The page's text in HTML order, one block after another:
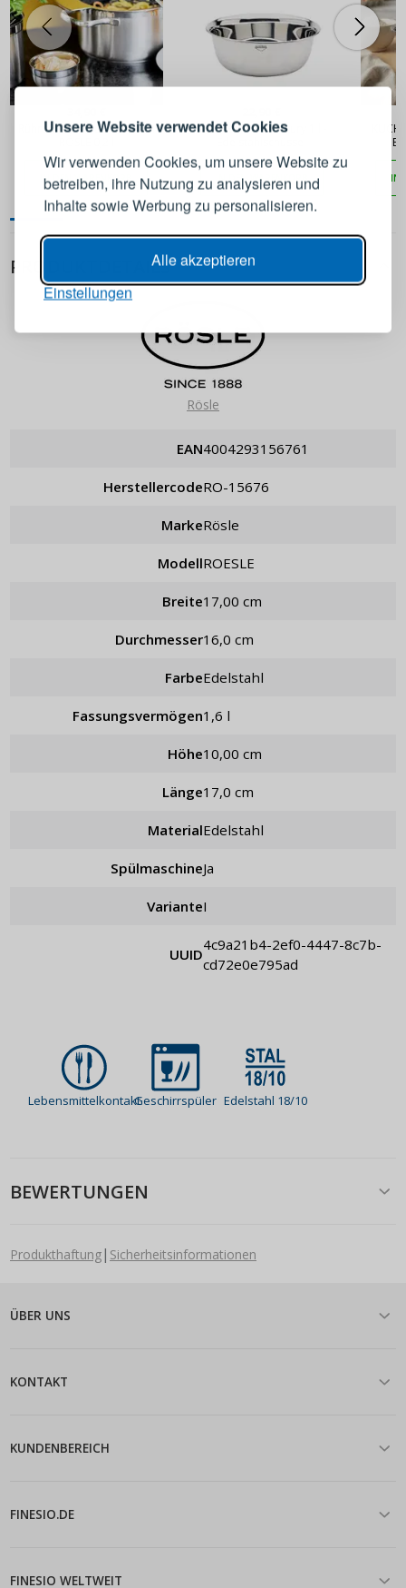
Unsere Website verwendet Cookies
Wir verwenden Cookies, um unsere Website zu
betreiben, ihre Nutzung zu analysieren und
Inhalte sowie Werbung zu personalisieren.
Alle akzeptieren
Einstellungen
Rührschüssel aus Edelstahl
IN DEN WARENKORB
KUCHENPROFI Luxury 1 l -
IN DEN WARENKORB IN
PRODUKTDETAILS
Rösle
EAN 4004293156761
Herstellercode RO-15676
Marke Rösle
Modell ROESLE
Breite 17,00 cm
Durchmesser 16,0 cm
Farbe Edelstahl
Fassungsvermögen 1,6 l
Höhe 10,00 cm
Länge 17,0 cm
Material Edelstahl
Spülmaschine Ja
VarianteI
UUID
4c9a21b4-2ef0-4447-8c7b-
cd72e0e795ad
LebensmittelkontaktGeschirrspüler Edelstahl 18/10
BEWERTUNGEN
Produkthaftung| Sicherheitsinformationen
ÜBER UNS
KONTAKT
KUNDENBEREICH
FINESIO.DE
FINESIO WELTWEIT
ANMELDEN REGISTRIEREN
Melden Sie sich bei Ihrem
E-Mail-Adresse
Passwort erinnern